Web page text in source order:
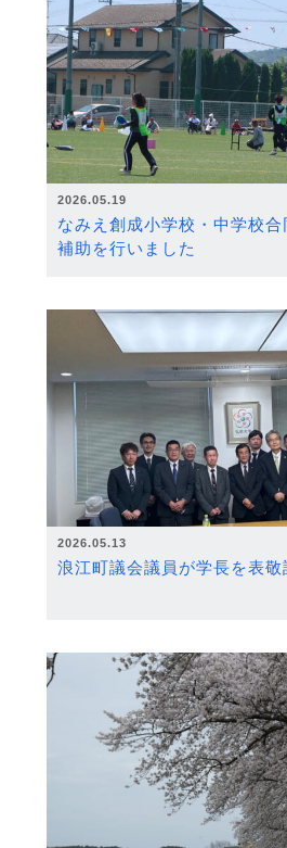
2026.05.19
なみえ創成小学校・中学校
補助を行いました
2026.05.13
浪江町議会議員が学長を表敬